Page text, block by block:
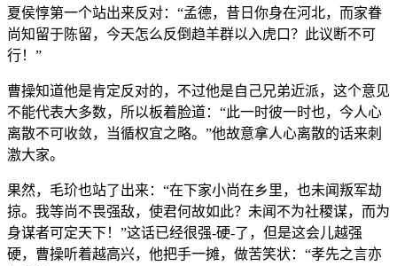
夏侯惇第一个站出来反对：“孟德，昔日你身在河北，而家眷
尚知留于陈留，今天怎么反倒趋羊群以入虎口？此议断不可
行！”
曹操知道他是肯定反对的，不过他是自己兄弟近派，这个意见
不能代表大多数，所以板着脸道：“此一时彼一时也，今人心
离散不可收敛，当循权宜之略。”他故意拿人心离散的话来刺
激大家。
果然，毛玠也站了出来：“在下家小尚在乡里，也未闻叛军劫
掠。我等尚不畏强敌，使君何故如此？未闻不为社稷谋，而为
身谋者可定天下！”这话已经很强-硬-了，但是这会儿越强
硬，曹操听着越高兴，他把手一摊，做苦笑状：“孝先之言亦